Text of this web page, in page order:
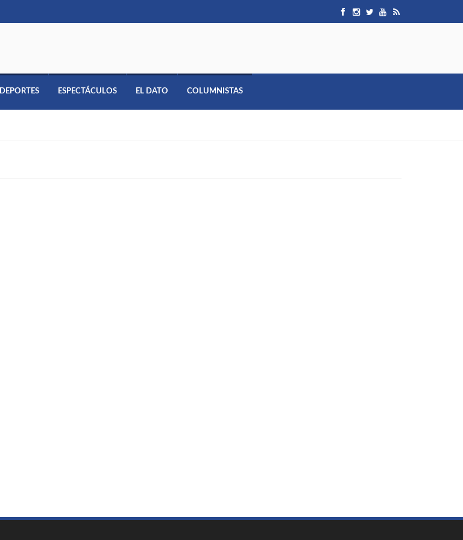
DEPORTES ESPECTÁCULOS EL DATO COLUMNISTAS